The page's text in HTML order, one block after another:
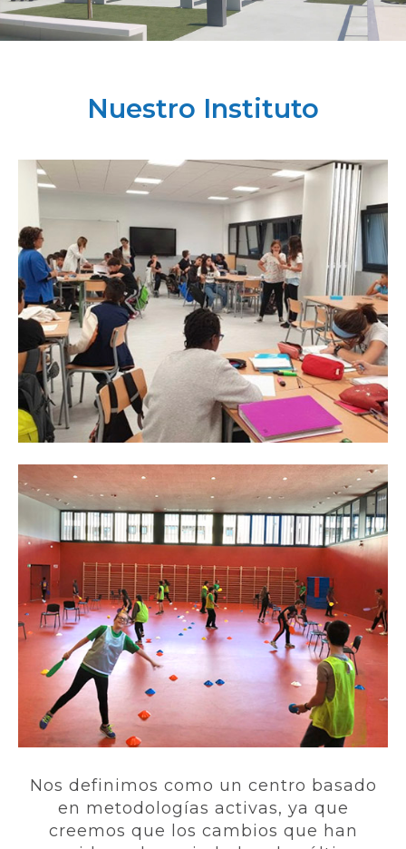
Nuestro Instituto
Nos definimos como un centro basado
en metodologías activas, ya que
creemos que los cambios que han